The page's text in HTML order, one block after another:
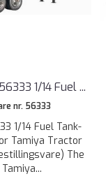
1/14 Fuel ...
nr. 56333
1/14 Fuel Tank-
Tamiya Tractor
The
Tamiya...